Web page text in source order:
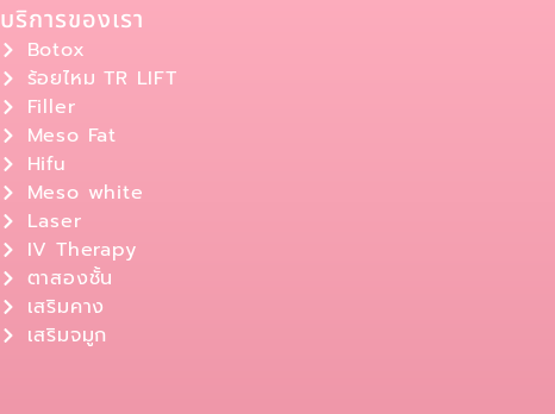
บริการของเรา
Botox
ร้อยไหม TR LIFT
Filler
Meso Fat
Hifu
Meso white
Laser
IV Therapy
ตาสองชั้น
เสริมคาง
เสริมจมูก